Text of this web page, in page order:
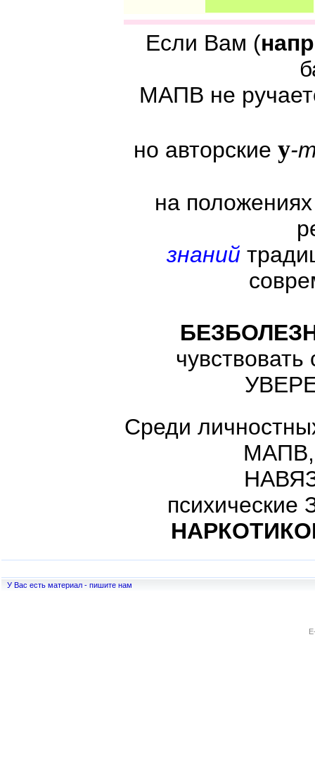
Если Вам (
МАПВ не
но авторские y-
на
знаний
Среди
МАПВ,
У Вас есть материал - пишите нам